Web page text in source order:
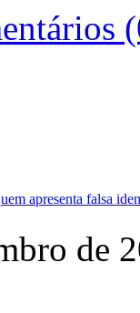
apresenta falsa
de